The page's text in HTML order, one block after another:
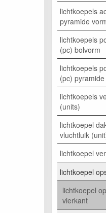
lichtkoepels
pyramide
lichtkoepels
(pc) bolvorm
lichtkoepels
(pc)
lichtkoepels
(units)
lichtkoepel
vluchtluik
lichtkoepel
lichtkoepel
lichtkoepel
vierkant